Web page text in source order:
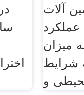
آلات
میزان
شرایط
و